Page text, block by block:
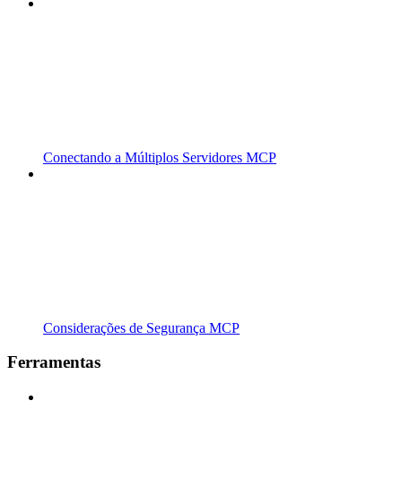
Conectando a Múltiplos Servidores MCP
Considerações de Segurança MCP
Ferramentas